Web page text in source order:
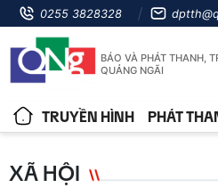
0255 3828328
BÁO VÀ PHÁT THANH,
QUẢNG NGÃI
TRUYỀN HÌNH PHÁT
XÃ HỘI